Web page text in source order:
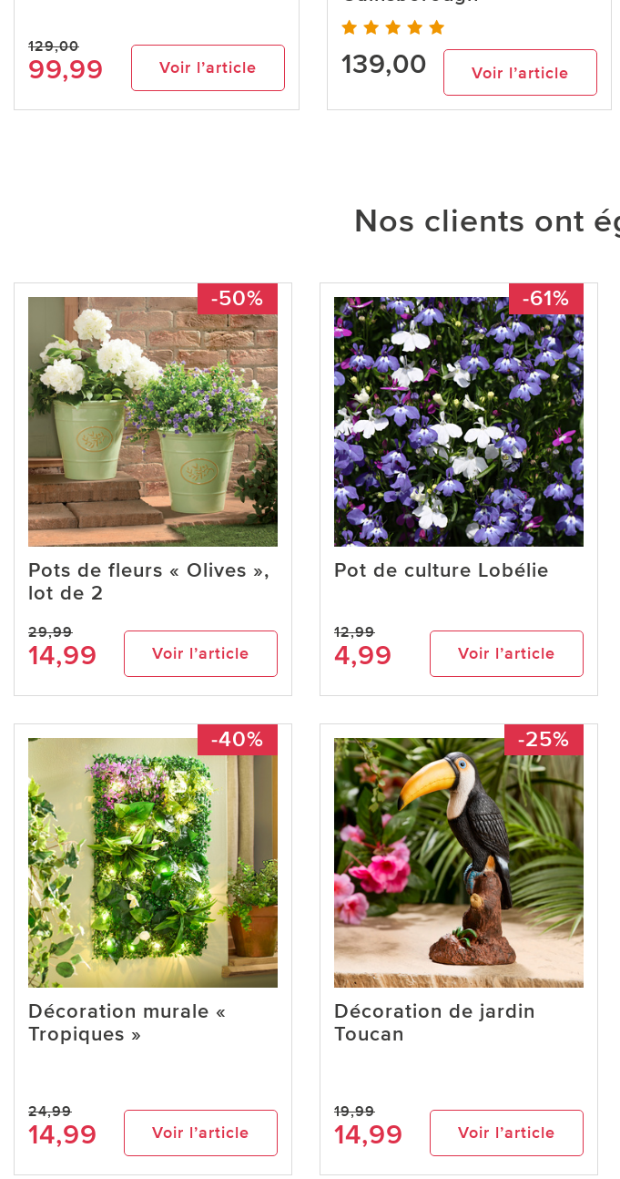
129,00
99,99 Voir l’article 139,00 Voir l’article
Nos clients ont
-50%
Pots de fleurs « Olives »,
lot de 2
29,99
14,99 Voir l’article
-61%
Pot de culture Lobélie
12,99
4,99 Voir l’article
-40%
Décoration murale «
Tropiques »
24,99
14,99 Voir l’article
-25%
Décoration de jardin
Toucan
19,99
14,99 Voir l’article